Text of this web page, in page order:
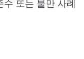
수 또는 불만 사례